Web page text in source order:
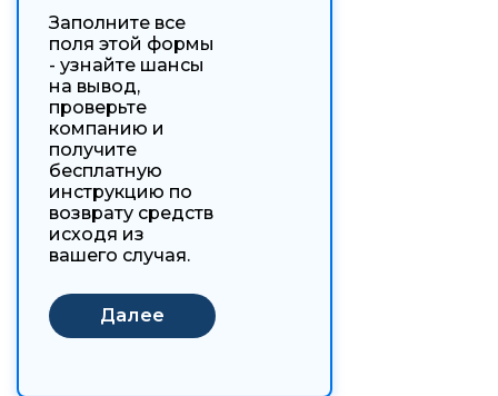
Заполните все
поля этой формы
- узнайте шансы
на вывод,
проверьте
компанию и
получите
бесплатную
инструкцию по
возврату средств
исходя из
вашего случая.